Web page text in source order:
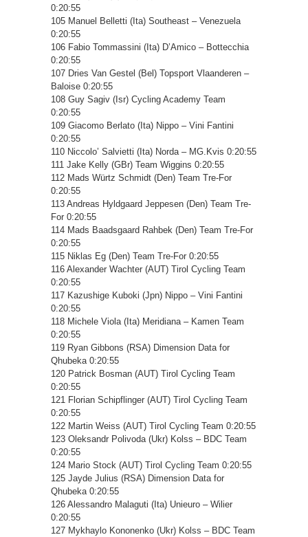
0:20:55
105 Manuel Belletti (Ita) Southeast – Venezuela
0:20:55
106 Fabio Tommassini (Ita) D’Amico – Bottecchia
0:20:55
107 Dries Van Gestel (Bel) Topsport Vlaanderen –
Baloise 0:20:55
108 Guy Sagiv (Isr) Cycling Academy Team
0:20:55
109 Giacomo Berlato (Ita) Nippo – Vini Fantini
0:20:55
110 Niccolo’ Salvietti (Ita) Norda – MG.Kvis 0:20:55
111 Jake Kelly (GBr) Team Wiggins 0:20:55
112 Mads Würtz Schmidt (Den) Team Tre-For
0:20:55
113 Andreas Hyldgaard Jeppesen (Den) Team Tre-
For 0:20:55
114 Mads Baadsgaard Rahbek (Den) Team Tre-For
0:20:55
115 Niklas Eg (Den) Team Tre-For 0:20:55
116 Alexander Wachter (AUT) Tirol Cycling Team
0:20:55
117 Kazushige Kuboki (Jpn) Nippo – Vini Fantini
0:20:55
118 Michele Viola (Ita) Meridiana – Kamen Team
0:20:55
119 Ryan Gibbons (RSA) Dimension Data for
Qhubeka 0:20:55
120 Patrick Bosman (AUT) Tirol Cycling Team
0:20:55
121 Florian Schipflinger (AUT) Tirol Cycling Team
0:20:55
122 Martin Weiss (AUT) Tirol Cycling Team 0:20:55
123 Oleksandr Polivoda (Ukr) Kolss – BDC Team
0:20:55
124 Mario Stock (AUT) Tirol Cycling Team 0:20:55
125 Jayde Julius (RSA) Dimension Data for
Qhubeka 0:20:55
126 Alessandro Malaguti (Ita) Unieuro – Wilier
0:20:55
127 Mykhaylo Kononenko (Ukr) Kolss – BDC Team